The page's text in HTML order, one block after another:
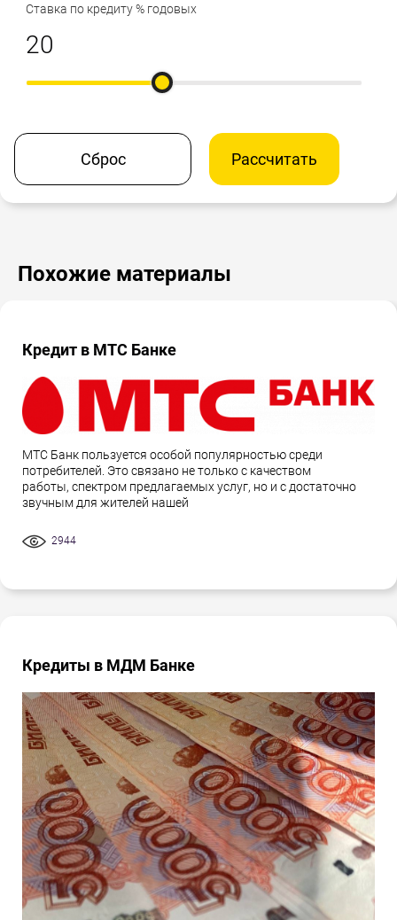
Ставка по кредиту % годовых
Сброс Рассчитать
Похожие материалы
Кредит в МТС Банке
МТС Банк пользуется особой популярностью среди
потребителей. Это связано не только с качеством
работы, спектром предлагаемых услуг, но и с достаточно
звучным для жителей нашей
2944
Кредиты в МДМ Банке